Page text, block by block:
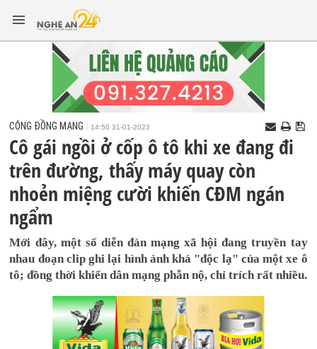
CỘNG ĐỒNG MẠNG 14:50 31-01-2023
Cô gái ngồi ở cốp ô tô khi xe đang đi
trên đường, thấy máy quay còn
nhoẻn miệng cười khiến CĐM ngán
ngẩm
Mới đây, một số diễn đàn mạng xã hội đang truyền tay
nhau đoạn clip ghi lại hình ảnh khá "độc lạ" của một xe ô
tô; đồng thời khiến dân mạng phẫn nộ, chỉ trích rất nhiều.